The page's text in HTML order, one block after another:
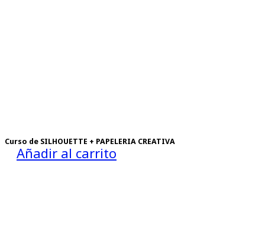
Curso de SILHOUETTE + PAPELERIA CREATIVA
Añadir al carrito